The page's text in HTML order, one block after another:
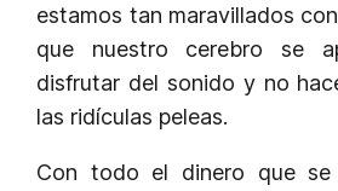
estamos tan maravillados
que nuestro cerebro se
disfrutar del sonido y no
las ridículas peleas.
Con todo el dinero que se